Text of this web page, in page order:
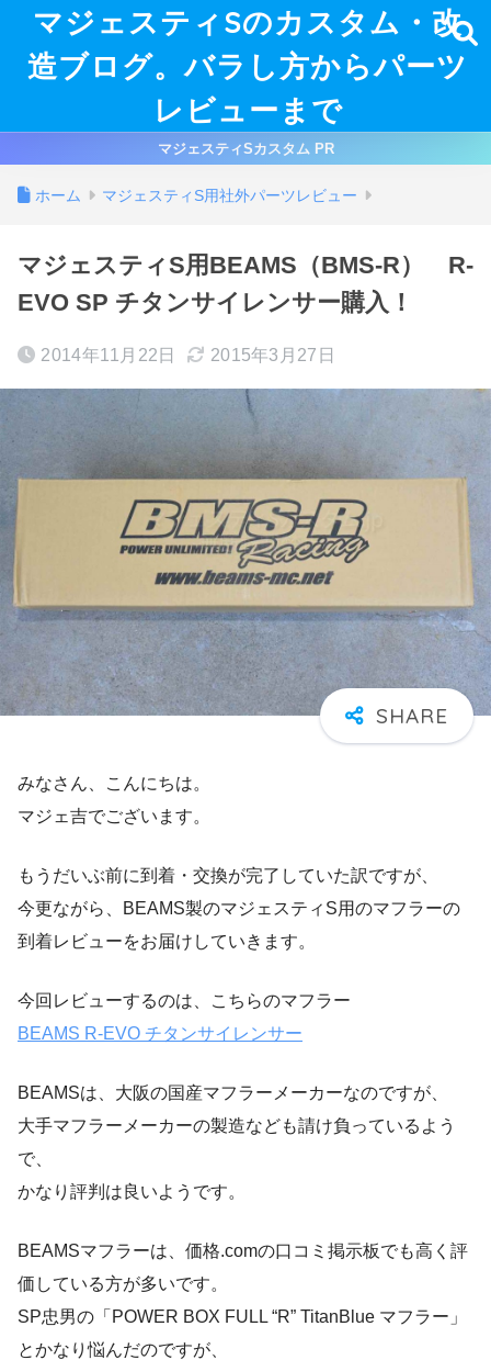
マジェスティSのカスタム・改
造ブログ。バラし方からパーツ
レビューまで
マジェスティSカスタム PR
ホーム マジェスティS用社外パーツレビュー
マジェスティS用BEAMS（BMS-R） R-
EVO SP チタンサイレンサー購入！
2014年11月22日 2015年3月27日
みなさん、こんにちは。
マジェ吉でございます。
もうだいぶ前に到着・交換が完了していた訳ですが、
今更ながら、BEAMS製のマジェスティS用のマフラーの
到着レビューをお届けしていきます。
今回レビューするのは、こちらのマフラー
BEAMS R-EVO チタンサイレンサー
BEAMSは、大阪の国産マフラーメーカーなのですが、
大手マフラーメーカーの製造なども請け負っているよう
で、
かなり評判は良いようです。
BEAMSマフラーは、価格.comの口コミ掲示板でも高く評
価している方が多いです。
SP忠男の「POWER BOX FULL “R” TitanBlue マフラー」
とかなり悩んだのですが、